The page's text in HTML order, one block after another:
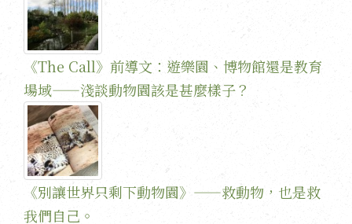
《The Call》前導文：遊樂園、博物館還是教育
場域——淺談動物園該是甚麼樣子？
《別讓世界只剩下動物園》——救動物，也是救
我們自己。